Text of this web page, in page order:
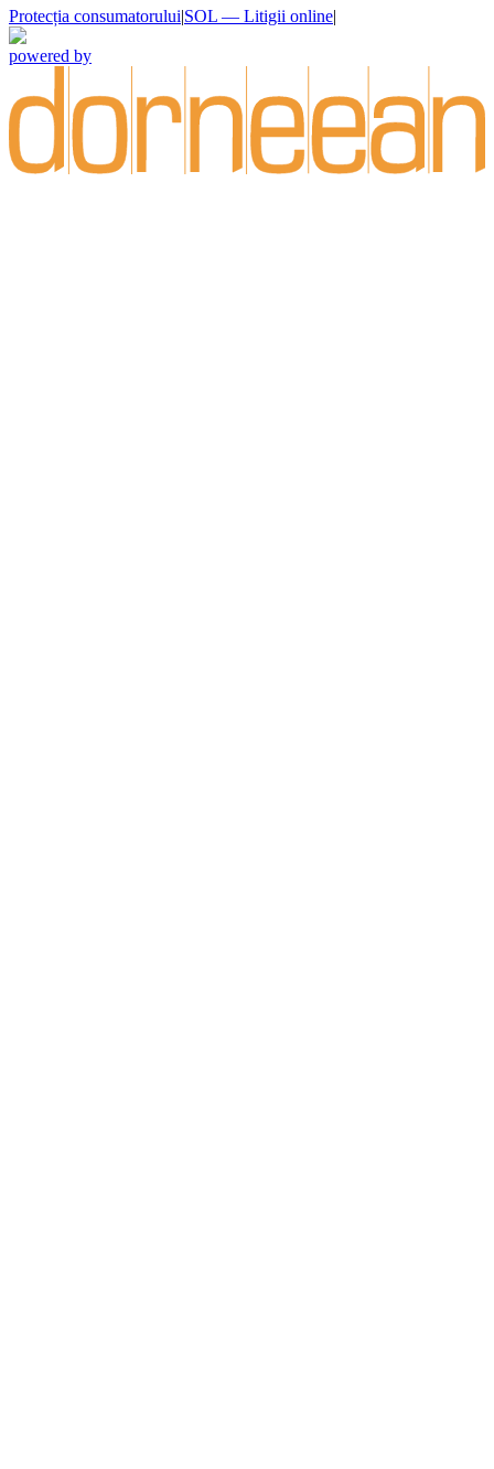
Protecția consumatorului|SOL — Litigii online|
powered by